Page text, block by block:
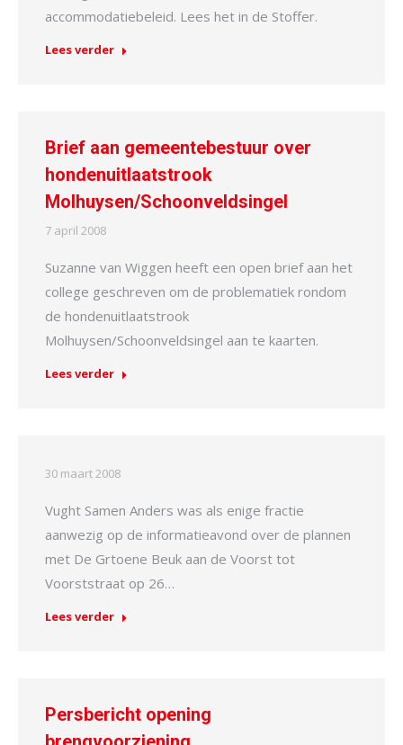
accommodatiebeleid. Lees het in de Stoffer.
Lees verder
Brief aan gemeentebestuur over
hondenuitlaatstrook
Molhuysen/Schoonveldsingel
7 april 2008
Suzanne van Wiggen heeft een open brief aan het
college geschreven om de problematiek rondom
de hondenuitlaatstrook
Molhuysen/Schoonveldsingel aan te kaarten.
Lees verder
30 maart 2008
Vught Samen Anders was als enige fractie
aanwezig op de informatieavond over de plannen
met De Grtoene Beuk aan de Voorst tot
Voorststraat op 26…
Lees verder
Persbericht opening